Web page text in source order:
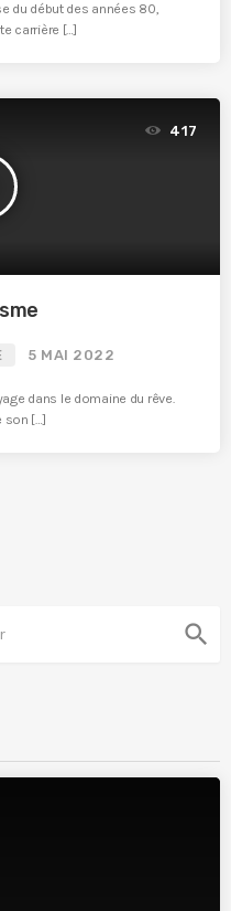
du début des années 80,
carrière […]
417
5 MAI 2022
dans le domaine du rêve.
son […]
search